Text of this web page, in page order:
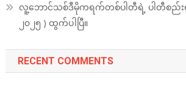
လူ့ဘောင်သစ်ဒီမိုကရက်တစ်ပါတီရဲ့ ပါတီစည်းရုံး
၂၀၂၅ ) ထွက်ပါပြီ။
RECENT COMMENTS